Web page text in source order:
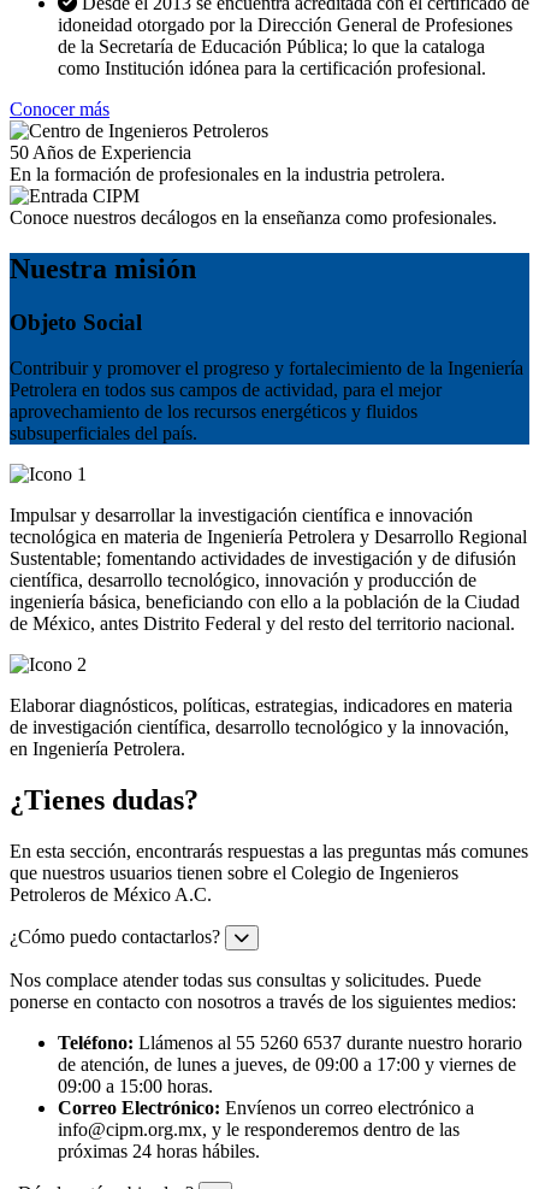
idoneidad otorgado por la Dirección General de Profesiones
de la Secretaría de Educación Pública; lo que la cataloga
como Institución idónea para la certificación profesional.
Conocer más
50 Años de Experiencia
En la formación de profesionales en la industria petrolera.
Conoce nuestros decálogos en la enseñanza como profesionales.
Nuestra misión
Objeto Social
Contribuir y promover el progreso y fortalecimiento de la Ingeniería
Petrolera en todos sus campos de actividad, para el mejor
aprovechamiento de los recursos energéticos y fluidos
subsuperficiales del país.
Impulsar y desarrollar la investigación científica e innovación
tecnológica en materia de Ingeniería Petrolera y Desarrollo Regional
Sustentable; fomentando actividades de investigación y de difusión
científica, desarrollo tecnológico, innovación y producción de
ingeniería básica, beneficiando con ello a la población de la Ciudad
de México, antes Distrito Federal y del resto del territorio nacional.
Elaborar diagnósticos, políticas, estrategias, indicadores en materia
de investigación científica, desarrollo tecnológico y la innovación,
en Ingeniería Petrolera.
¿Tienes dudas?
En esta sección, encontrarás respuestas a las preguntas más comunes
que nuestros usuarios tienen sobre el Colegio de Ingenieros
Petroleros de México A.C.
¿Cómo puedo contactarlos?
Nos complace atender todas sus consultas y solicitudes. Puede
ponerse en contacto con nosotros a través de los siguientes medios:
Teléfono: Llámenos al 55 5260 6537 durante nuestro horario
de atención, de lunes a jueves, de 09:00 a 17:00 y viernes de
09:00 a 15:00 horas.
Correo Electrónico: Envíenos un correo electrónico a
info@cipm.org.mx, y le responderemos dentro de las
próximas 24 horas hábiles.